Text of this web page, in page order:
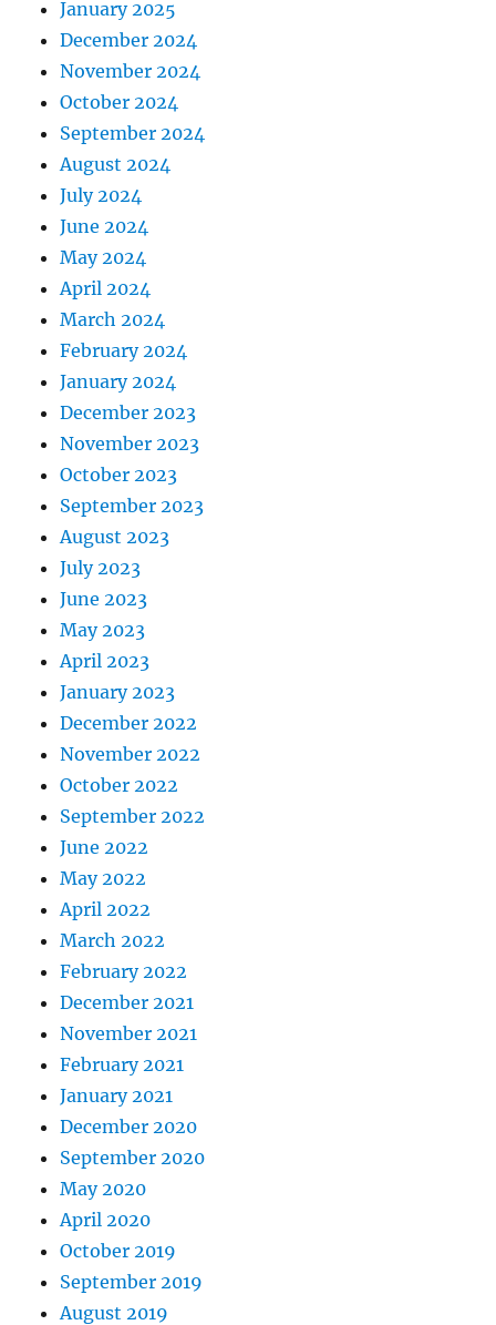
January 2025
December 2024
November 2024
October 2024
September 2024
August 2024
July 2024
June 2024
May 2024
April 2024
March 2024
February 2024
January 2024
December 2023
November 2023
October 2023
September 2023
August 2023
July 2023
June 2023
May 2023
April 2023
January 2023
December 2022
November 2022
October 2022
September 2022
June 2022
May 2022
April 2022
March 2022
February 2022
December 2021
November 2021
February 2021
January 2021
December 2020
September 2020
May 2020
April 2020
October 2019
September 2019
August 2019